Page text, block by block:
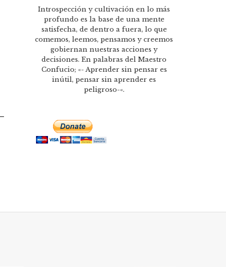
Introspección y cultivación en lo más
profundo es la base de una mente
satisfecha, de dentro a fuera, lo que
comemos, leemos, pensamos y creemos
gobiernan nuestras acciones y
decisiones. En palabras del Maestro
Confucio; «- Aprender sin pensar es
inútil, pensar sin aprender es
peligroso-«.